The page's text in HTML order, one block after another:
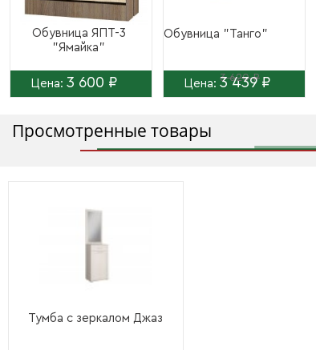
Обувница ЯПТ-3
"Ямайка"
Цена: 3 600 ₽
Обувница "Танго"
Цена: 3 439 ₽
3 620 ₽
Просмотренные товары
Тумба с зеркалом Джаз